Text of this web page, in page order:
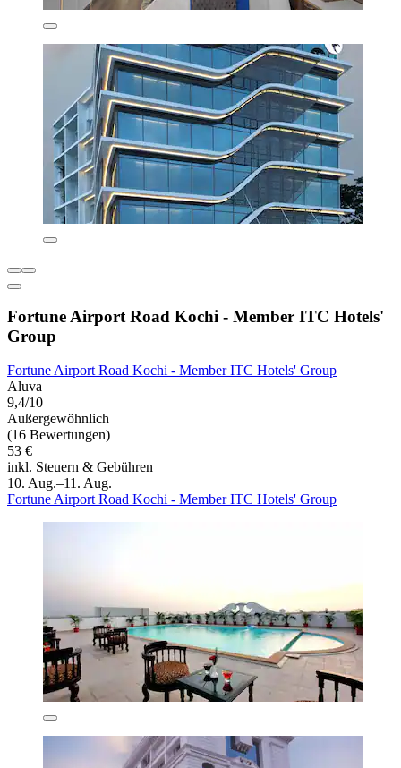
Fortune Airport Road Kochi - Member ITC Hotels'
Group
Fortune Airport Road Kochi - Member ITC Hotels' Group
Aluva
9,4/10
Außergewöhnlich
(16 Bewertungen)
53 €
inkl. Steuern & Gebühren
10. Aug.–11. Aug.
Fortune Airport Road Kochi - Member ITC Hotels' Group